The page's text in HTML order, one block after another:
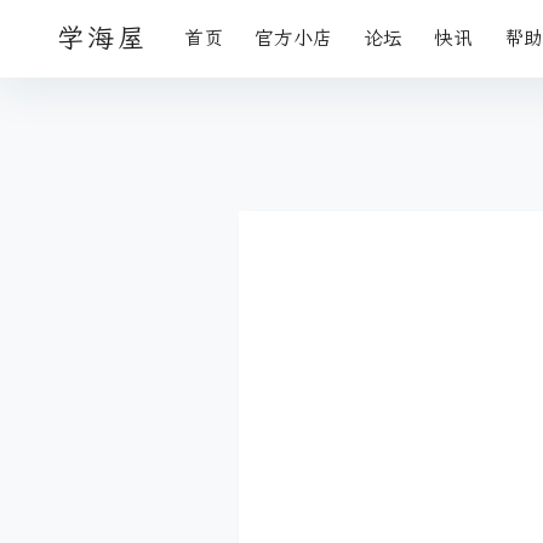
学海屋 首页 官方小店 论坛 快讯 帮助